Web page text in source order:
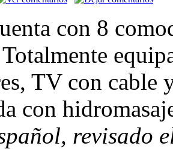
con 8
TV con cable
con
revisado